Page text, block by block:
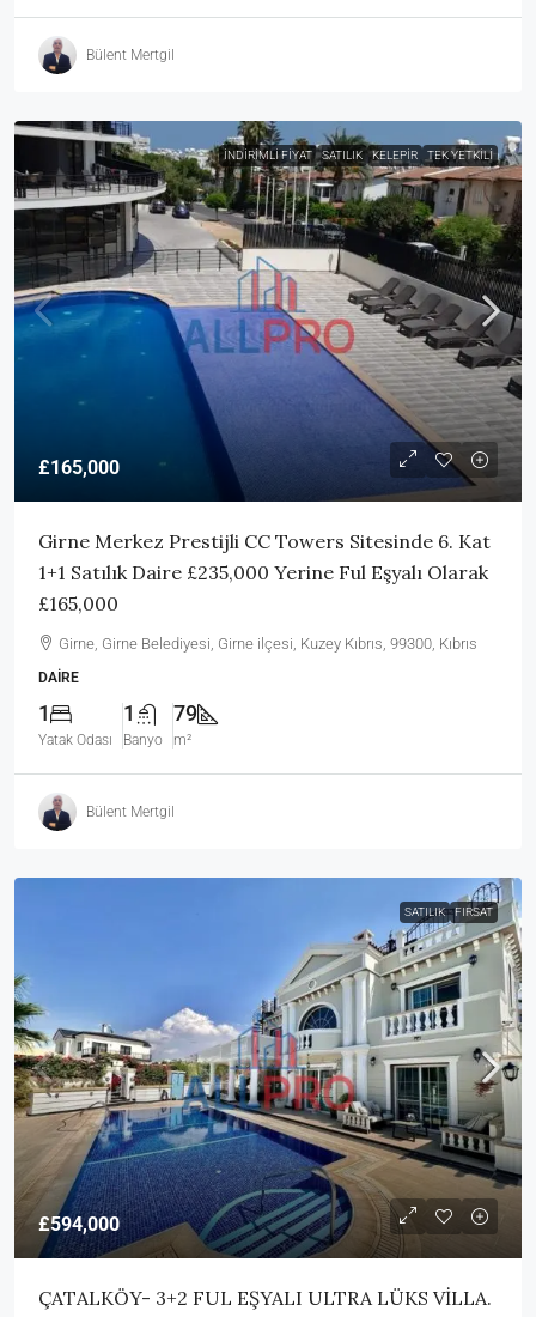
Bülent Mertgil
İNDIRIMLI FIYAT SATILIK KELEPIR TEK YETKILI
£165,000
Girne Merkez Prestijli CC Towers Sitesinde 6. Kat
1+1 Satılık Daire £235,000 Yerine Ful Eşyalı Olarak
£165,000
Girne, Girne Belediyesi, Girne ilçesi, Kuzey Kıbrıs, 99300, Kıbrıs
DAIRE
1
Yatak Odası
1
Banyo
79
m²
Bülent Mertgil
SATILIK FIRSAT
£594,000
ÇATALKÖY- 3+2 FUL EŞYALI ULTRA LÜKS VİLLA.